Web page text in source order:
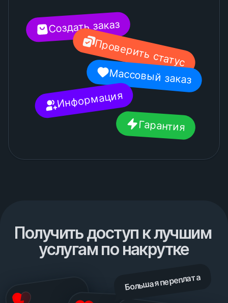
Создать заказ
Проверить статус
Массовый заказ
Информация
Гарантия
Получить доступ к лучшим
услугам по накрутке
Большая переплата